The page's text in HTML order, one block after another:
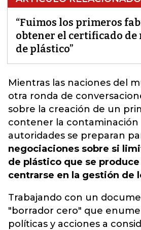
“Fuimos los primeros
obtener el certificado
de plástico”
Mientras las naciones del
otra ronda de
sobre la creación de un
contener la contaminación
autoridades se preparan
negociaciones sobre si
de plástico que se
centrarse en la gestión de
Trabajando con un
"borrador cero" que
políticas y acciones a